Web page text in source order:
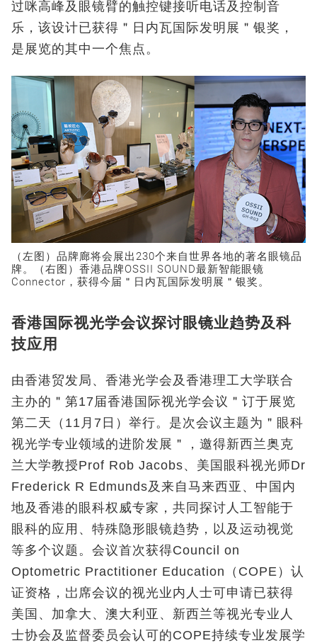
过咪高峰及眼镜臂的触控键接听电话及控制音
乐，该设计已获得＂日内瓦国际发明展＂银奖，
是展览的其中一个焦点。
（左图）品牌廊将会展出230个来自世界各地的著名眼镜品
牌。（右图）香港品牌OSSII SOUND最新智能眼镜
Connector，获得今届＂日内瓦国际发明展＂银奖。
香港国际视光学会议探讨眼镜业趋势及科
技应用
由香港贸发局、香港光学会及香港理工大学联合
主办的＂第17届香港国际视光学会议＂订于展览
第二天（11月7日）举行。是次会议主题为＂眼科
视光学专业领域的进阶发展＂，邀得新西兰奥克
兰大学教授Prof Rob Jacobs、美国眼科视光师Dr
Frederick R Edmunds及来自马来西亚、中国内
地及香港的眼科权威专家，共同探讨人工智能于
眼科的应用、特殊隐形眼镜趋势，以及运动视觉
等多个议题。会议首次获得Council on
Optometric Practitioner Education（COPE）认
证资格，岀席会议的视光业内人士可申请已获得
美国、加拿大、澳大利亚、新西兰等视光专业人
士协会及监督委员会认可的COPE持续专业发展学